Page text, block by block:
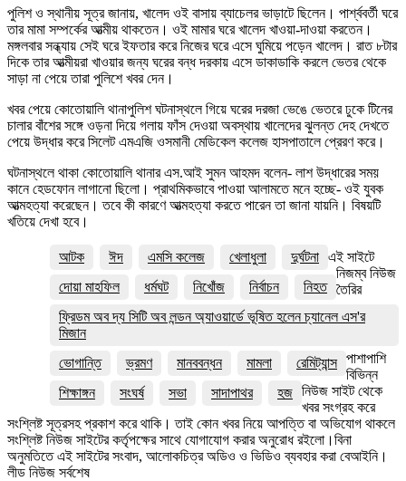
পুলিশ ও স্থানীয় সূত্র জানায়, খালেদ ওই বাসায় ব্যাচেলর ভাড়াটে ছিলেন। পার্শ্ববর্তী ঘরে
তার মামা সম্পর্কের আত্মীয় থাকতেন। ওই মামার ঘরে খালেদ খাওয়া-দাওয়া করতেন।
মঙ্গলবার সন্ধ্যায় সেই ঘরে ইফতার করে নিজের ঘরে এসে ঘুমিয়ে পড়েন খালেদ। রাত ৮টার
দিকে তার আত্মীয়রা খাওয়ার জন্য ঘরের বন্ধ দরকায় এসে ডাকাডাকি করলে ভেতর থেকে
সাড়া না পেয়ে তারা পুলিশে খবর দেন।
খবর পেয়ে কোতোয়ালি থানাপুলিশ ঘটনাস্থলে গিয়ে ঘরের দরজা ভেঙে ভেতরে ঢুকে টিনের
চালার বাঁশের সঙ্গে ওড়না দিয়ে গলায় ফাঁস দেওয়া অবস্থায় খালেদের ঝুলন্ত দেহ দেখতে
পেয়ে উদ্ধার করে সিলেট এমএজি ওসমানী মেডিকেল কলেজ হাসপাতালে প্রেরণ করে।
ঘটনাস্থলে থাকা কোতোয়ালি থানার এস.আই সুমন আহমদ বলেন- লাশ উদ্ধারের সময়
কানে হেডফোন লাগানো ছিলো। প্রাথমিকভাবে পাওয়া আলামতে মনে হচ্ছে- ওই যুবক
আত্মহত্যা করেছেন। তবে কী কারণে আত্মহত্যা করতে পারেন তা জানা যায়নি। বিষয়টি
খতিয়ে দেখা হবে।
আটক ঈদ এমসি কলেজ খেলাধুলা
দুর্ঘটনা
দোয়া মাহফিল
ধর্মঘট নিখোঁজ নির্বাচন
নিহত
ফ্রিডম অব দ্য সিটি অব লন্ডন অ্যাওয়ার্ডে ভূষিত হলেন চ্যানেল এস'র
মিজান
ভোগান্তি
ভ্রমণ মানববন্ধন মামলা
রেমিট্যান্স
শিক্ষাঙ্গন
সংঘর্ষ সভা সাদাপাথর হজ
এই সাইটে
নিজম্ব নিউজ
তৈরির
পাশাপাশি
বিভিন্ন
নিউজ সাইট থেকে
খবর সংগ্রহ করে
সংশ্লিষ্ট সূত্রসহ প্রকাশ করে থাকি। তাই কোন খবর নিয়ে আপত্তি বা অভিযোগ থাকলে
সংশ্লিষ্ট নিউজ সাইটের কর্তৃপক্ষের সাথে যোগাযোগ করার অনুরোধ রইলো।বিনা
অনুমতিতে এই সাইটের সংবাদ, আলোকচিত্র অডিও ও ভিডিও ব্যবহার করা বেআইনি।
লীড নিউজ সর্বশেষ